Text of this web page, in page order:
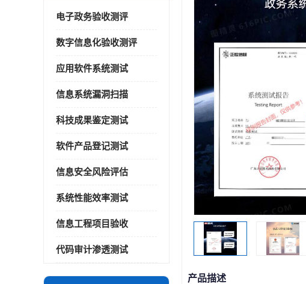
电子政务验收测评
数字信息化验收测评
应用软件系统测试
信息系统漏洞扫描
科技成果鉴定测试
软件产品登记测试
信息安全风险评估
系统性能效率测试
信息工程项目验收
代码审计渗透测试
产品描述